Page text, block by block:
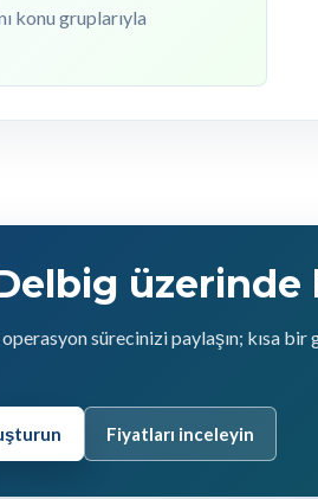
konu gruplarıyla
Delbig
sürecinizi paylaşın; kısa
Fiyatları inceleyin